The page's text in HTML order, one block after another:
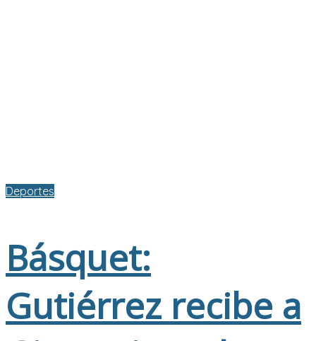
Deportes
Básquet:
Gutiérrez recibe a